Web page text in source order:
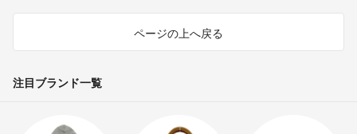
ページの上へ戻る
注目ブランド一覧